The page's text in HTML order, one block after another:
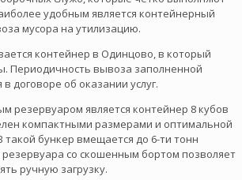
удобным является контейнерный
мусора на утилизацию.
контейнер в Одинцово, в который
Периодичность вывоза заполненной
договоре об оказании услуг.
резервуаром является контейнер 8 кубов
компактными размерами и оптимальной
такой бункер вмещается до 6-ти тонн
резервуара со скошенным бортом позволяет
ручную загрузку.